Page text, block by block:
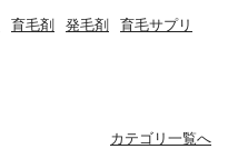
育毛剤 発毛剤 育毛サプリ
カテゴリ一覧へ